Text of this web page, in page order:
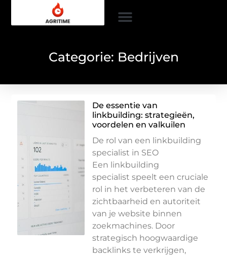
Categorie: Bedrijven
De essentie van
linkbuilding: strategieën,
voordelen en valkuilen
De rol van een linkbuilding
specialist in SEO
Een linkbuilding
specialist speelt een cruciale
rol in het verbeteren van de
zichtbaarheid en autoriteit
van je website binnen
zoekmachines. Door
strategisch hoogwaardige
backlinks te verkrijgen,